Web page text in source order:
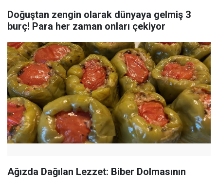
Doğuştan zengin olarak dünyaya gelmiş 3
burç! Para her zaman onları çekiyor
Ağızda Dağılan Lezzet: Biber Dolmasının